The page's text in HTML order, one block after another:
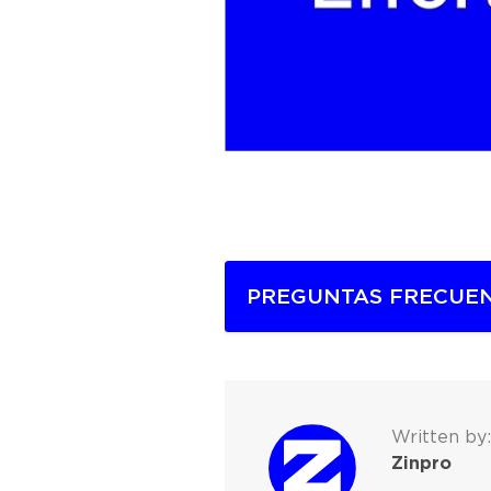
PREGUNTAS
Written by:
Zinpro